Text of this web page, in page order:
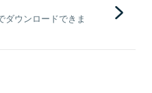
ダウンロードできま